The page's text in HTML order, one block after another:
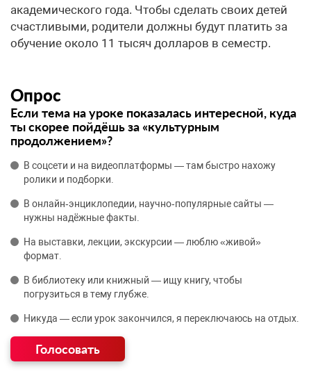
академического года. Чтобы сделать своих детей
счастливыми, родители должны будут платить за
обучение около 11 тысяч долларов в семестр.
Опрос
Если тема на уроке показалась интересной, куда
ты скорее пойдёшь за «культурным
продолжением»?
В соцсети и на видеоплатформы — там быстро нахожу
ролики и подборки.
В онлайн‑энциклопедии, научно‑популярные сайты —
нужны надёжные факты.
На выставки, лекции, экскурсии — люблю «живой»
формат.
В библиотеку или книжный — ищу книгу, чтобы
погрузиться в тему глубже.
Никуда — если урок закончился, я переключаюсь на отдых.